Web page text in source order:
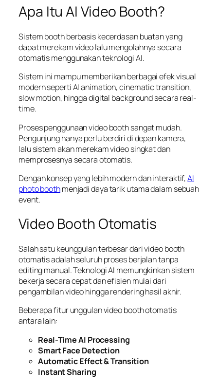
Apa Itu AI Video Booth?
Sistem booth berbasis kecerdasan buatan yang
dapat merekam video lalu mengolahnya secara
otomatis menggunakan teknologi AI.
Sistem ini mampu memberikan berbagai efek visual
modern seperti AI animation, cinematic transition,
slow motion, hingga digital background secara real-
time.
Proses penggunaan video booth sangat mudah.
Pengunjung hanya perlu berdiri di depan kamera,
lalu sistem akan merekam video singkat dan
memprosesnya secara otomatis.
Dengan konsep yang lebih modern dan interaktif,AI
photo boothmenjadi daya tarik utama dalam sebuah
event.
Video Booth Otomatis
Salah satu keunggulan terbesar dari video booth
otomatis adalah seluruh proses berjalan tanpa
editing manual. Teknologi AI memungkinkan sistem
bekerja secara cepat dan efisien mulai dari
pengambilan video hingga rendering hasil akhir.
Beberapa fitur unggulan video booth otomatis
antara lain:
Real-Time AI Processing
Smart Face Detection
Automatic Effect & Transition
Instant Sharing